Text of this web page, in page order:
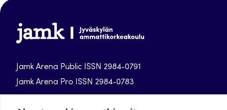
Jamk-
arena
Jamk Arena Public ISSN 2984-0791
Jamk Arena Pro ISSN 2984-0783
Jamk University of Applied Sciences publications.